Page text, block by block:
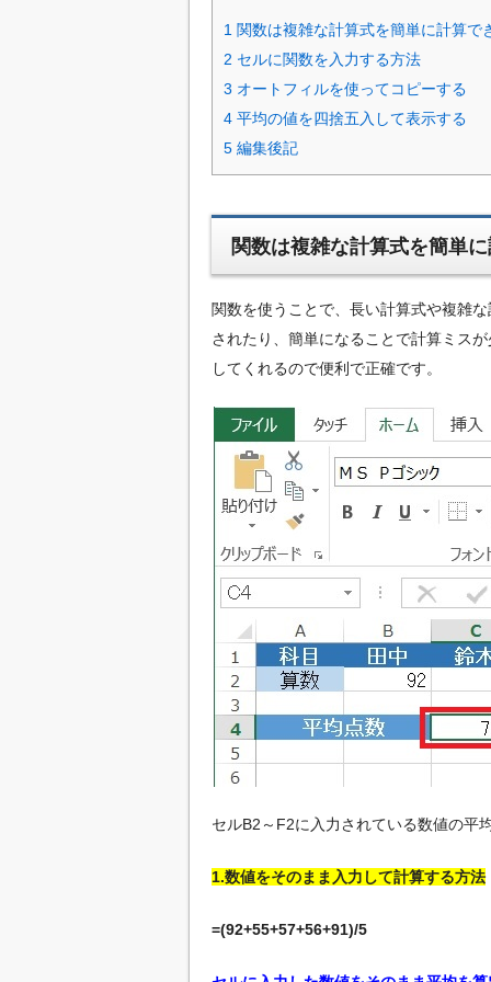
1 関数は複雑な計算式を簡単に計算で
2 セルに関数を入力する方法
3 オートフィルを使ってコピーする
4 平均の値を四捨五入して表示する
5 編集後記
関数は複雑な計算式を簡単
関数を使うことで、長い計算式や複雑
されたり、簡単になることで計算ミス
してくれるので便利で正確です。
セルB2～F2に入力されている数値の平
1.数値をそのまま入力して計算する方法
=(92+55+57+56+91)/5